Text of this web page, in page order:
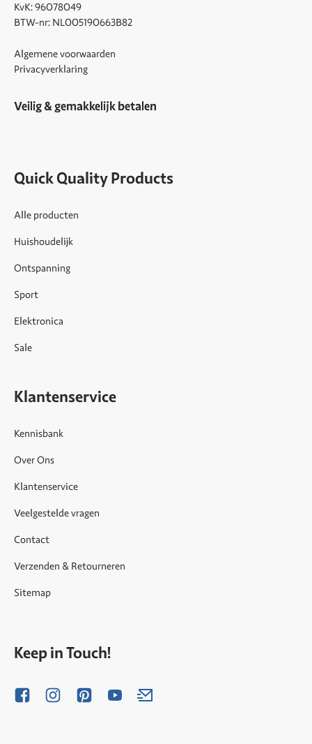
KvK: 96078049
BTW-nr: NL005190663B82
Algemene voorwaarden
Privacyverklaring
Veilig & gemakkelijk betalen
Quick Quality Products
Alle producten
Huishoudelijk
Ontspanning
Sport
Elektronica
Sale
Klantenservice
Kennisbank
Over Ons
Klantenservice
Veelgestelde vragen
Contact
Verzenden & Retourneren
Sitemap
Keep in Touch!